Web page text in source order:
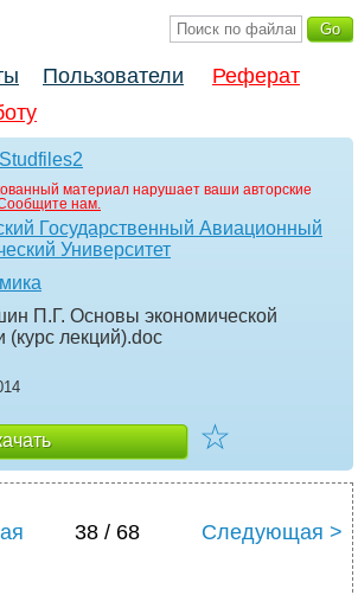
Пользователи
Реферат
Studfiles2
материал нарушает ваши авторские
нам.
Государственный Авиационный
Университет
П.Г. Основы экономической
(курс лекций).doc
☆
38 / 68 Следующая >